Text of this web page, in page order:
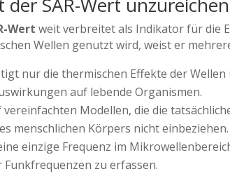
Wert weit verbreitet als Indikator für die
Wellen genutzt wird, weist er
nur die thermischen Effekte der
auf lebende Organismen.
vereinfachten Modellen, die die
menschlichen Körpers nicht einbeziehen.
einzige Frequenz im
Funkfrequenzen zu erfassen.